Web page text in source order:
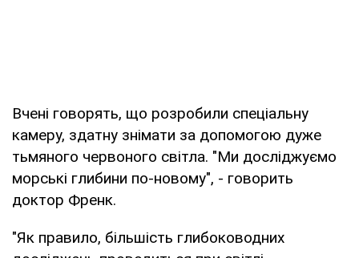
Вчені говорять, що розробили спеціальну
камеру, здатну знімати за допомогою дуже
тьмяного червоного світла. "Ми досліджуємо
морські глибини по-новому", - говорить
доктор Френк.
"Як правило, більшість глибоководних